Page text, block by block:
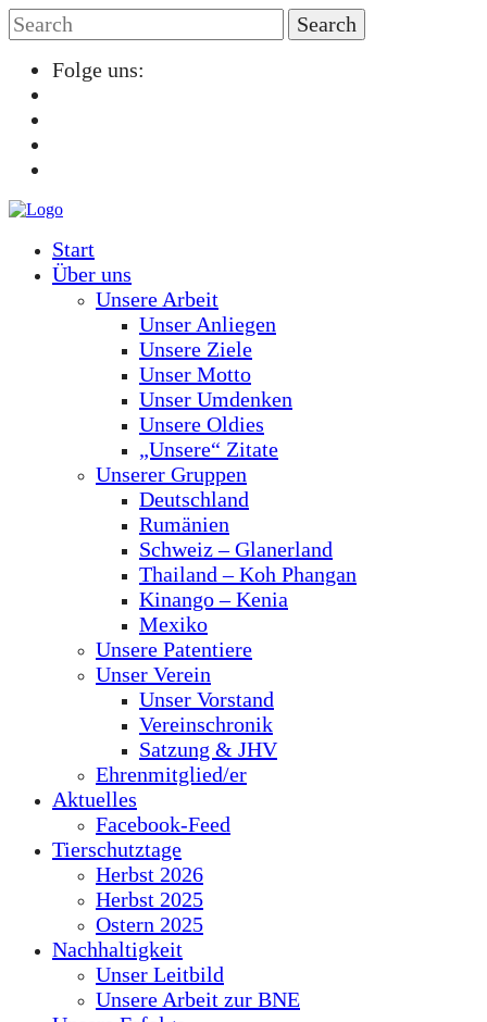
Folge uns:
Start
Über uns
Unsere Arbeit
Unser Anliegen
Unsere Ziele
Unser Motto
Unser Umdenken
Unsere Oldies
„Unsere“ Zitate
Unserer Gruppen
Deutschland
Rumänien
Schweiz – Glanerland
Thailand – Koh Phangan
Kinango – Kenia
Mexiko
Unsere Patentiere
Unser Verein
Unser Vorstand
Vereinschronik
Satzung & JHV
Ehrenmitglied/er
Aktuelles
Facebook-Feed
Tierschutztage
Herbst 2026
Herbst 2025
Ostern 2025
Nachhaltigkeit
Unser Leitbild
Unsere Arbeit zur BNE